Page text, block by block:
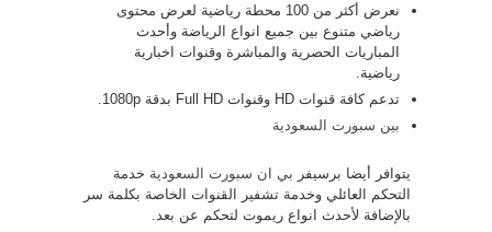
نعرض أكثر من 100 محطة رياضية لعرض محتوى
رياضي متنوع بين جميع انواع الرياضة وأحدث
المباريات الحصرية والمباشرة وقنوات اخبارية
رياضية.
تدعم كافة قنوات HD وقنوات Full HD بدقة 1080p.
بين سبورت السعودية
يتوافر أيضا برسيفر بي ان سبورت السعودية خدمة
التحكم العائلي وخدمة تشفير القنوات الخاصة بكلمة سر
بالإضافة لأحدث انواع ريموت لتحكم عن بعد.